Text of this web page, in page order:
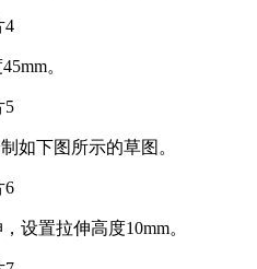
。
如下图所示的草图。
设置拉伸高度10mm。